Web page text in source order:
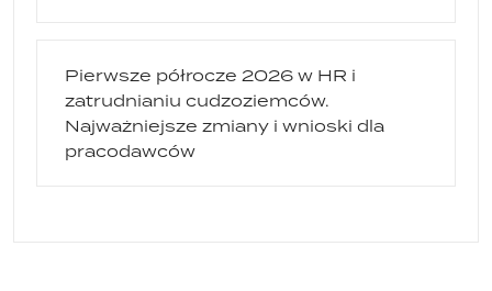
Pierwsze półrocze 2026 w HR i
zatrudnianiu cudzoziemców.
Najważniejsze zmiany i wnioski dla
pracodawców